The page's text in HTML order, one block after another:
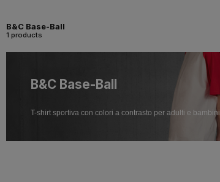
B&C Base-Ball
1 products
B&C Base-Ball
T-shirt sportiva con colori a contrasto per adulti e bambini.